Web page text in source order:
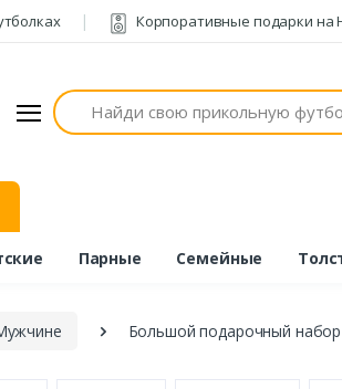
Корпоративные подарки на
Поиск
Парные Семейные
Большой подарочный